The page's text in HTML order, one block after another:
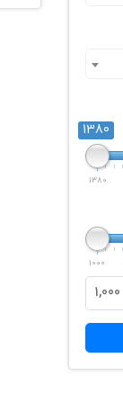
1380
1380
1000
1,000